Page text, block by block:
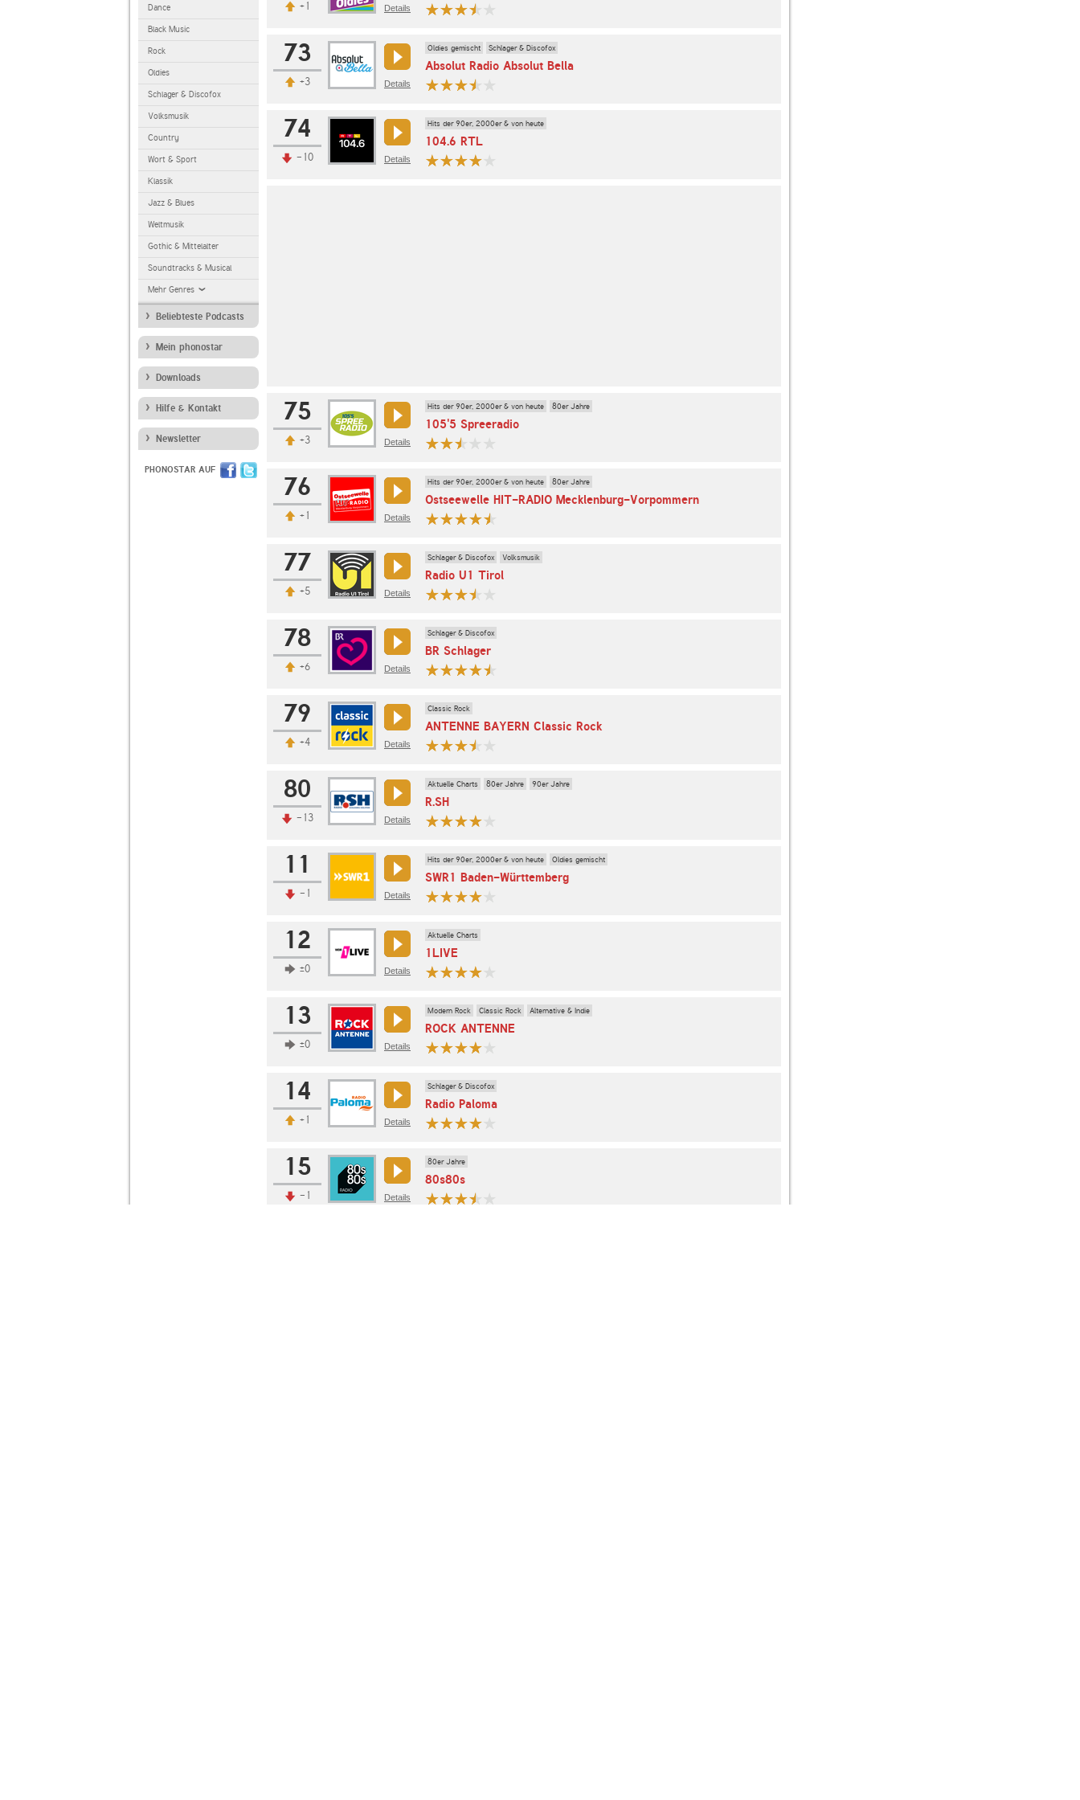
Dance
Black Music
Rock
Oldies
Schlager & Discofox
Volksmusik
Country
Wort & Sport
Klassik
Jazz & Blues
Weltmusik
Gothic & Mittelalter
Soundtracks & Musical
Mehr Genres
Beliebteste Podcasts
Mein phonostar
Downloads
Hilfe & Kontakt
Newsletter
PHONOSTAR AUF
+1 Details
73
+3 Details
Oldies gemischt Schlager & Discofox
Absolut Radio Absolut Bella
74
-10 Details
Hits der 90er, 2000er & von heute
104.6 RTL
75
+3 Details
Hits der 90er, 2000er & von heute 80er Jahre
105'5 Spreeradio
76
+1 Details
Hits der 90er, 2000er & von heute 80er Jahre
Ostseewelle HIT-RADIO Mecklenburg-Vorpommern
77
+5 Details
Schlager & Discofox Volksmusik
Radio U1 Tirol
78
+6 Details
Schlager & Discofox
BR Schlager
79
+4 Details
Classic Rock
ANTENNE BAYERN Classic Rock
80
-13 Details
Aktuelle Charts 80er Jahre 90er Jahre
R.SH
11
-1 Details
Hits der 90er, 2000er & von heute Oldies gemischt
SWR1 Baden-Württemberg
12
±0 Details
Aktuelle Charts
1LIVE
13
±0 Details
Modern Rock Classic Rock Alternative & Indie
ROCK ANTENNE
14
+1 Details
Schlager & Discofox
Radio Paloma
15
-1 Details
80er Jahre
80s80s